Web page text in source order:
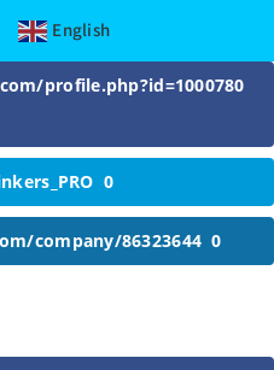
English
profile.php?id=1000780
0
company/86323644 0